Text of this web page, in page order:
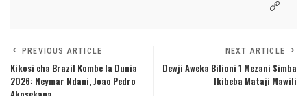
PREVIOUS ARTICLE
Kikosi cha Brazil Kombe la Dunia
2026: Neymar Ndani, Joao Pedro
NEXT ARTICLE
Dewji Aweka Bilioni 1 Mezani Simba
Ikibeba Mataji Mawili